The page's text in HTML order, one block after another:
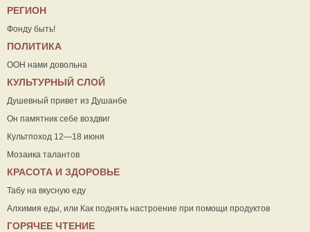
РЕГИОН
Фонду быть!
ПОЛИТИКА
ООН нами довольна
КУЛЬТУРНЫЙ СЛОЙ
Душевный привет из Душанбе
Он памятник себе воздвиг
Культпоход 12—18 июня
Мозаика талантов
КРАСОТА И ЗДОРОВЬЕ
Табу на вкусную еду
Алхимия еды, или Как поднять настроение при помощи продуктов
ГОРЯЧЕЕ ЧТЕНИЕ